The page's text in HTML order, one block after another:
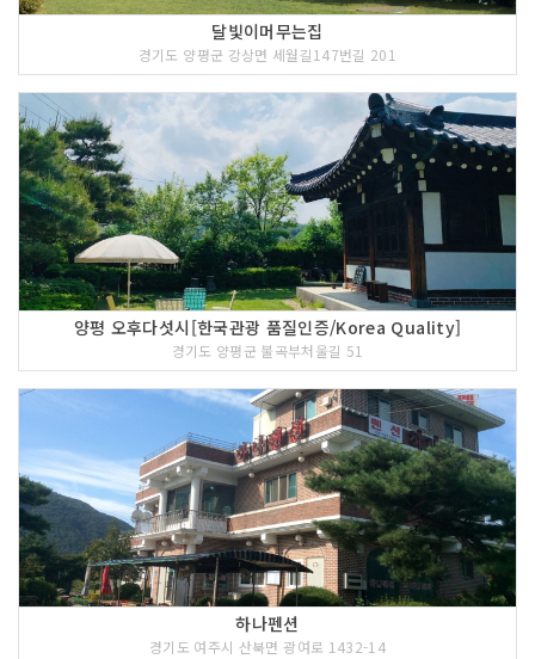
달빛이머무는집
경기도 양평군 강상면 세월길147번길 201
양평 오후다섯시[한국관광 품질인증/Korea Quality]
경기도 양평군 불곡부처울길 51
하나펜션
경기도 여주시 산북면 광여로 1432-14